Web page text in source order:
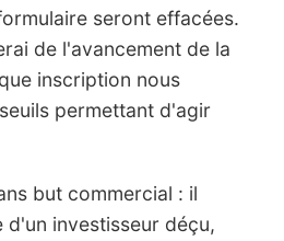
seront effacées.
de l'avancement de la
inscription nous
permettant d'agir
but commercial : il
d'un investisseur déçu,